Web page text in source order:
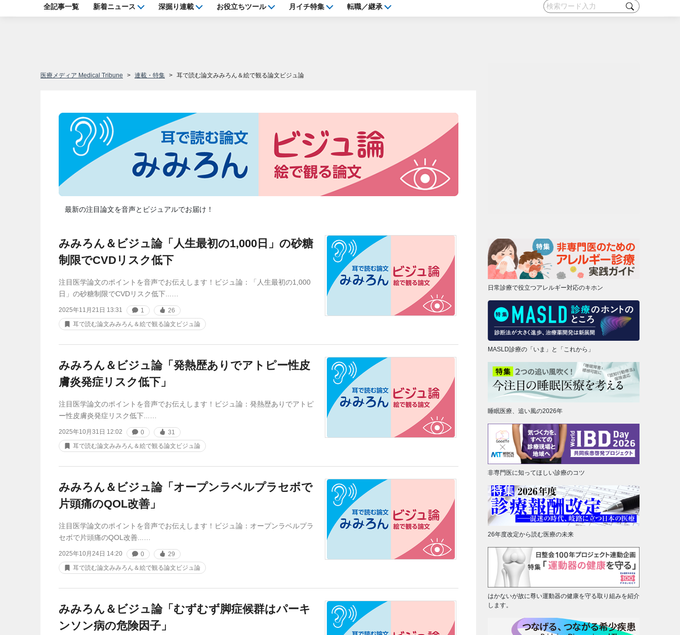
全記事一覧 新着ニュース 深掘り連載 お役立ちツール 月イチ特集 転職／継承
医療メディア Medical Tribune 連載・特集 耳で読む論文みみろん＆絵で観る論文ビジュ論
最新の注目論文を音声とビジュアルでお届け！
みみろん＆ビジュ論「人生最初の1,000日」の砂糖
制限でCVDリスク低下
注目医学論文のポイントを音声でお伝えします！ビジュ論：「人生最初の1,000
日」の砂糖制限でCVDリスク低下...…
2025年11月21日 13:31 1
26
耳で読む論文みみろん＆絵で観る論文ビジュ論
みみろん＆ビジュ論「発熱歴ありでアトピー性皮
膚炎発症リスク低下」
注目医学論文のポイントを音声でお伝えします！ビジュ論：発熱歴ありでアトピ
ー性皮膚炎発症リスク低下...…
2025年10月31日 12:02 0
31
耳で読む論文みみろん＆絵で観る論文ビジュ論
みみろん＆ビジュ論「オープンラベルプラセボで
片頭痛のQOL改善」
注目医学論文のポイントを音声でお伝えします！ビジュ論：オープンラベルプラ
セボで片頭痛のQOL改善...…
2025年10月24日 14:20 0
29
耳で読む論文みみろん＆絵で観る論文ビジュ論
みみろん＆ビジュ論「むずむず脚症候群はパーキ
ンソン病の危険因子」
日常診療で役立つアレルギー対応のキホン
MASLD診療の「いま」と「これから」
睡眠医療、追い風の2026年
非専門医に知ってほしい診療のコツ
26年度改定から読む医療の未来
はかないが故に尊い運動器の健康を守る取り組みを紹介
します。